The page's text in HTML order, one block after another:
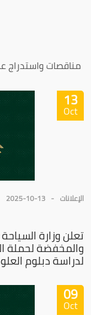
مناقصات واستدراج
13
Oct
الإعلانات 2025-10-13
تعلن وزارة
لدراسة دبلوم
09
Oct